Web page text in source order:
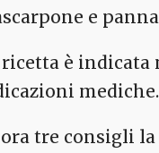
e
è indicata
mediche.
ora tre consigli la